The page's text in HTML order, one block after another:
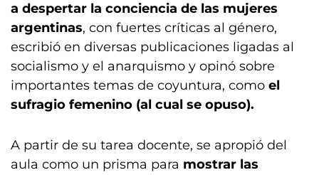
a despertar la conciencia de las mujeres
argentinas, con fuertes críticas al género,
escribió en diversas publicaciones ligadas al
socialismo y el anarquismo y opinó sobre
importantes temas de coyuntura, como el
sufragio femenino (al cual se opuso).
A partir de su tarea docente, se apropió del
aula como un prisma para mostrar las